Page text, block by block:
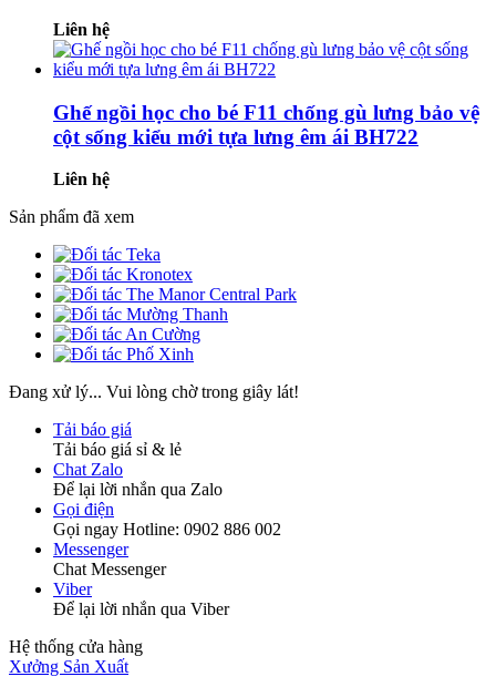
Liên hệ
Ghế ngồi học cho bé F11 chống gù lưng bảo vệ
cột sống kiểu mới tựa lưng êm ái BH722
Liên hệ
Sản phẩm đã xem
Đang xử lý... Vui lòng chờ trong giây lát!
Tải báo giá
Tải báo giá sỉ & lẻ
Chat Zalo
Để lại lời nhắn qua Zalo
Gọi điện
Gọi ngay Hotline: 0902 886 002
Messenger
Chat Messenger
Viber
Để lại lời nhắn qua Viber
Hệ thống cửa hàng
Xưởng Sản Xuất